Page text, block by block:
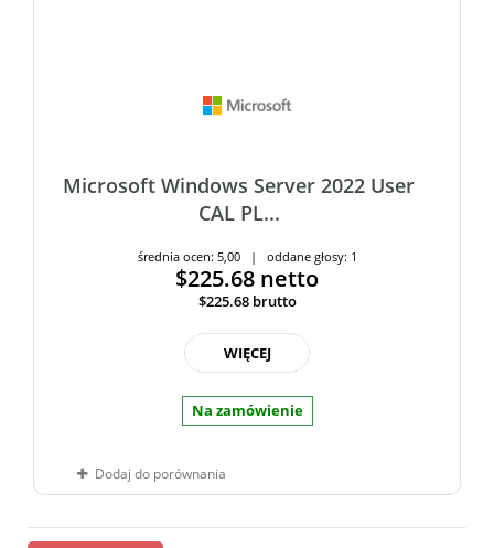
Microsoft Windows Server 2022 User
CAL PL...
średnia ocen: 5,00 | oddane głosy: 1
$225.68 netto
$225.68 brutto
WIĘCEJ
Na zamówienie
Dodaj do porównania